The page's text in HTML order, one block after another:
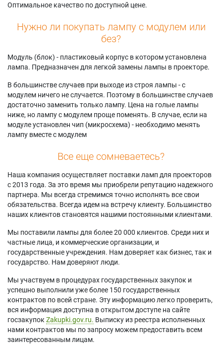
Оптимальное качество по доступной цене.
Нужно ли покупать лампу с модулем или
без?
Модуль (блок) - пластиковый корпус в котором установлена
лампа. Предназначен для легкой замены лампы в проекторе.
В большинстве случаев при выходе из строя лампы - с
модулем ничего не случается. Поэтому в большинстве случаев
достаточно заменить только лампу. Цена на голые лампы
ниже, но лампу с модулем проще поменять. В случае, если на
модуле установлен чип (микросхема) - необходимо менять
лампу вместе с модулем
Все еще сомневаетесь?
Наша компания осуществляет поставки ламп для проекторов
с 2013 года. За это время мы приобрели репутацию надежного
партнера. Мы всегда стремимся точно исполнять все свои
обязательства. Всегда идем на встречу клиенту. Большинство
наших клиентов становятся нашими постоянными клиентами.
Мы поставили лампы для более 20 000 клиентов. Среди них и
частные лица, и коммерческие организации, и
государственные учреждения. Нам доверяет как бизнес, так и
государство. Нам доверяют люди.
Мы участвуем в процедурах государственных закупок и
успешно выполнили уже более 150 государственных
контрактов по всей стране. Эту информацию легко проверить,
вся информация доступна в открытом доступе на сайте
госзакупок Zakupki.gov.ru. Выписку из реестра исполненных
нами контрактов мы по запросу можем предоставить всем
заинтересованным лицам.